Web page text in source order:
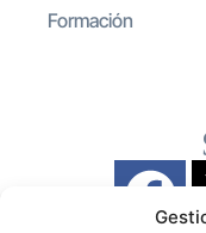
Formación